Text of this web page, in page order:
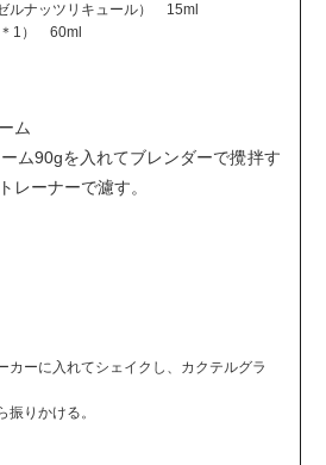
ルナッツリキュール） 15ml
＊1） 60ml
ム
ム90gを入れてブレンダーで攪拌す
レーナーで濾す。
カーに入れてシェイクし、カクテルグラ
振りかける。